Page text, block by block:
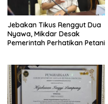
Jebakan Tikus Renggut Dua
Nyawa, Mikdar Desak
Pemerintah Perhatikan Petani